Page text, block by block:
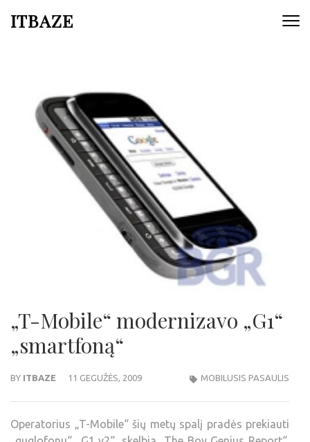
ITBAZE
„T-Mobile“ modernizavo „G1“
„smartfoną“
BY ITBAZE 11 GEGUŽĖS, 2009 MOBILUSIS PASAULIS
Operatorius „T-Mobile“ šių metų spalį pradės prekiauti